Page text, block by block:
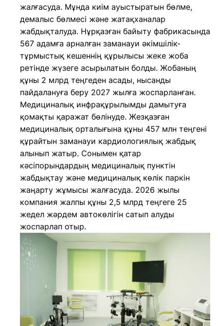
жалғасуда. Мұнда киім ауыстыратын бөлме,
демалыс бөлмесі және жатақханалар
жабдықталуда. Нұрқазған байыту фабрикасында
567 адамға арналған заманауи әкімшілік-
тұрмыстық кешеннің құрылысы жеке жоба
ретінде жүзеге асырылатын болды. Жобаның
құны 2 млрд теңгеден асады, нысанды
пайдалануға беру 2027 жылға жоспарланған.
Медициналық инфрақұрылымды дамытуға
қомақты қаражат бөлінуде. Жезқазған
медициналық орталығына құны 457 млн теңгені
құрайтын заманауи кардиологиялық жабдық
алынып жатыр. Сонымен қатар
кәсіпорындардың медициналық пунктін
жабдықтау және медициналық көлік паркін
жаңарту жұмысы жалғасуда. 2026 жылы
компания жалпы құны 2,5 млрд теңгеге 25
жедел жәрдем автокөлігін сатып алуды
жоспарлап отыр.